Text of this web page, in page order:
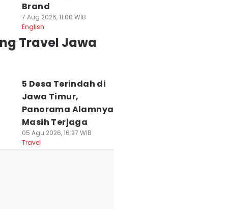
Brand
7 Aug 2026, 11:00 WIB
English
Travel Jawa
5 Desa Terindah di
Jawa Timur,
Panorama Alamnya
Masih Terjaga
05 Agu 2026, 16:27 WIB
Travel